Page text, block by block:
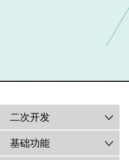
二次开发
基础功能